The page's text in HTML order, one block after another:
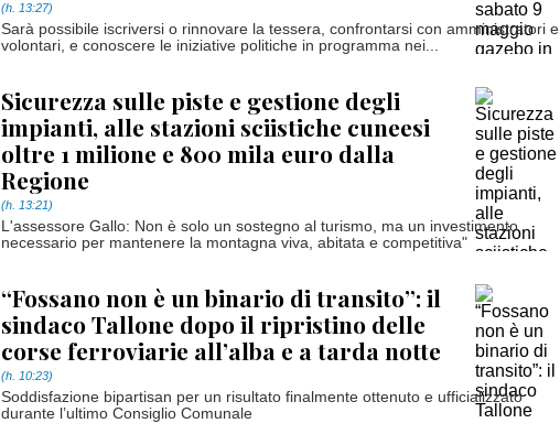
(h. 13:27)
Sarà possibile iscriversi o rinnovare la tessera, confrontarsi con amministratori e
volontari, e conoscere le iniziative politiche in programma nei...
Sicurezza sulle piste e gestione degli
impianti, alle stazioni sciistiche cuneesi
oltre 1 milione e 800 mila euro dalla
Regione
(h. 13:21)
L'assessore Gallo: Non è solo un sostegno al turismo, ma un investimento
necessario per mantenere la montagna viva, abitata e competitiva"
“Fossano non è un binario di transito”: il
sindaco Tallone dopo il ripristino delle
corse ferroviarie all’alba e a tarda notte
(h. 10:23)
Soddisfazione bipartisan per un risultato finalmente ottenuto e ufficializzato
durante l’ultimo Consiglio Comunale